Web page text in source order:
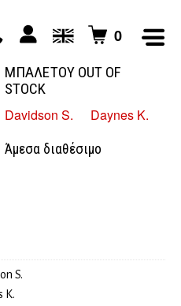
0
ΜΠΑΛΕΤΟΥ OUT OF
STOCK
Davidson S.
Daynes K.
Άμεσα διαθέσιμο
S.
K.